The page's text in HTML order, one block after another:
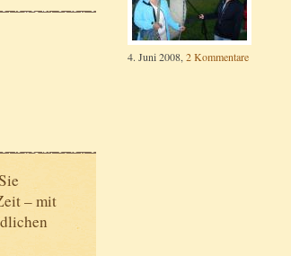
– mit
4. Juni 2008,2 Kommentare